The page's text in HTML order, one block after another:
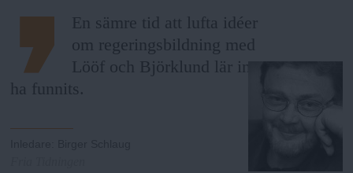
En sämre tid att lufta idéer
om regeringsbildning med
Lööf och Björklund lär inte
ha funnits.